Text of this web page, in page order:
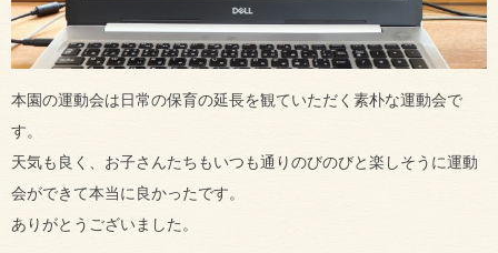
本園の運動会は日常の保育の延長を観ていただく素朴な運動会で
す。
天気も良く、お子さんたちもいつも通りのびのびと楽しそうに運動
会ができて本当に良かったです。
ありがとうございました。